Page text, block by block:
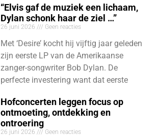
“Elvis gaf de muziek een lichaam,
Dylan schonk haar de ziel …”
26 juni 2026 Geen reacties
Met ‘Desire’ kocht hij vijftig jaar geleden
zijn eerste LP van de Amerikaanse
zanger-songwriter Bob Dylan. De
perfecte investering want dat eerste
Hofconcerten leggen focus op
ontmoeting, ontdekking en
ontroering
26 juni 2026 Geen reacties